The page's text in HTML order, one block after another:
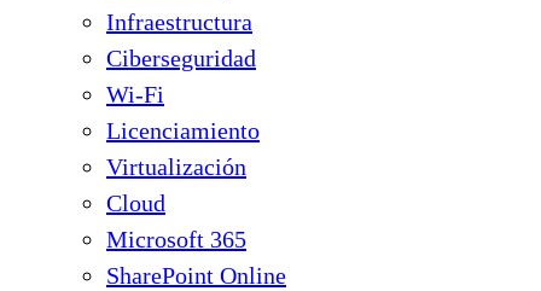
Infraestructura
Ciberseguridad
Wi-Fi
Licenciamiento
Virtualización
Cloud
Microsoft 365
SharePoint Online